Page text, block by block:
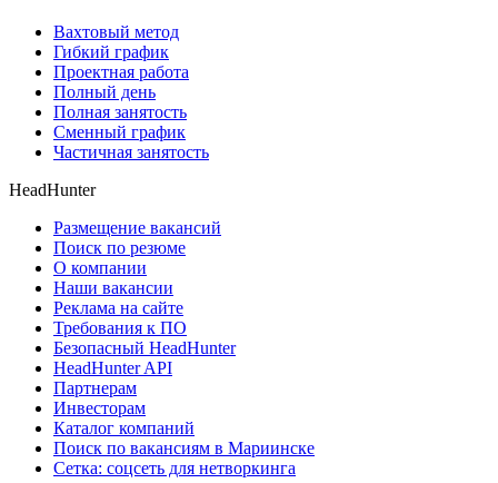
Вахтовый метод
Гибкий график
Проектная работа
Полный день
Полная занятость
Сменный график
Частичная занятость
HeadHunter
Размещение вакансий
Поиск по резюме
О компании
Наши вакансии
Реклама на сайте
Требования к ПО
Безопасный HeadHunter
HeadHunter API
Партнерам
Инвесторам
Каталог компаний
Поиск по вакансиям в Мариинске
Сетка: соцсеть для нетворкинга